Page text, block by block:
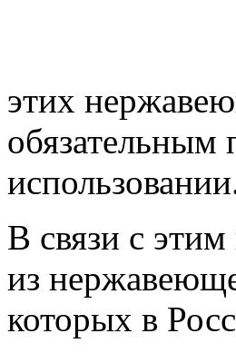
этих
обязательным
В связи с
из
которых в